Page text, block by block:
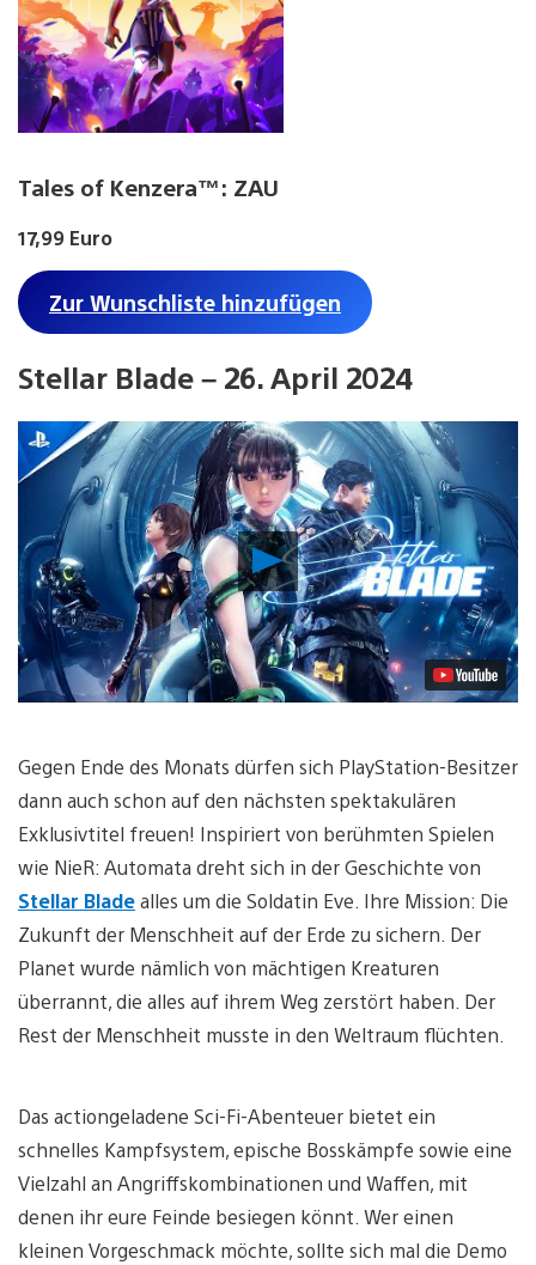
Tales of Kenzera™: ZAU
17,99 Euro
Zur Wunschliste hinzufügen
Stellar Blade – 26. April 2024
Video
abspielen
Gegen Ende des Monats dürfen sich PlayStation-Besitzer
dann auch schon auf den nächsten spektakulären
Exklusivtitel freuen! Inspiriert von berühmten Spielen
wie NieR: Automata dreht sich in der Geschichte von
Stellar Bladealles um die Soldatin Eve. Ihre Mission: Die
Zukunft der Menschheit auf der Erde zu sichern. Der
Planet wurde nämlich von mächtigen Kreaturen
überrannt, die alles auf ihrem Weg zerstört haben. Der
Rest der Menschheit musste in den Weltraum flüchten.
Das actiongeladene Sci-Fi-Abenteuer bietet ein
schnelles Kampfsystem, epische Bosskämpfe sowie eine
Vielzahl an Angriffskombinationen und Waffen, mit
denen ihr eure Feinde besiegen könnt. Wer einen
kleinen Vorgeschmack möchte, sollte sich mal die Demo